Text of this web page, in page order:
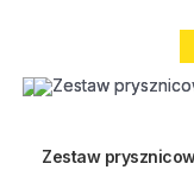
Zestaw